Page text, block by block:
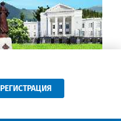
РЕГИСТРАЦИЯ